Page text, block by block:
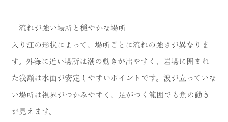
－流れが強い場所と穏やかな場所
入り江の形状によって、場所ごとに流れの強さが異なりま
す。外海に近い場所は潮の動きが出やすく、岩場に囲まれ
た浅瀬は水面が安定しやすいポイントです。波が立っていな
い場所は視界がつかみやすく、足がつく範囲でも魚の動き
が見えます。